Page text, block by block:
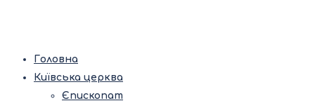
Головна
Київська церква
Єпископат